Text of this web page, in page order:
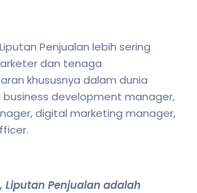
Liputan Penjualan lebih sering
dan tenaga
khususnya dalam dunia
development manager,
digital marketing manager,
Liputan Penjualan adalah